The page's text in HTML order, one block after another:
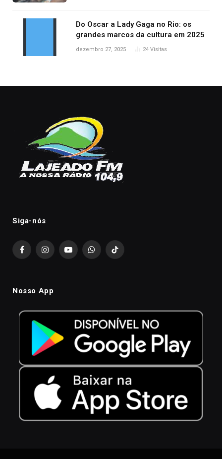
Do Oscar a Lady Gaga no Rio: os
grandes marcos da cultura em 2025
dezembro 27, 2025 24 Visitas
Siga-nós
FacebookInstagramYouTubeWhatsAppTikTok
Nosso App